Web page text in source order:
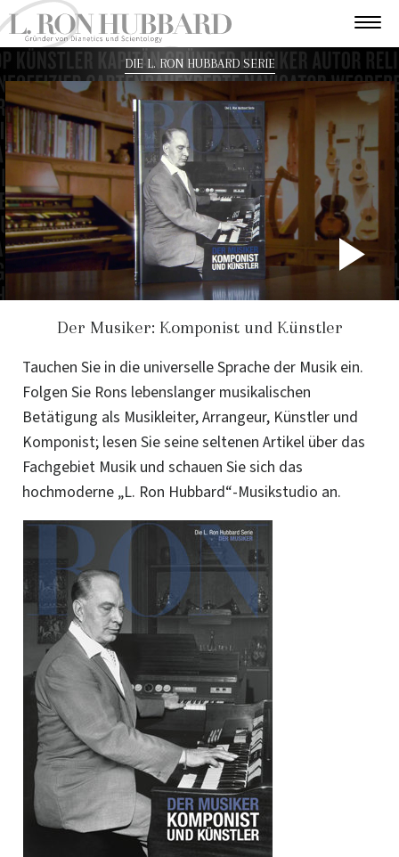
DIE L. RON HUBBARD SERIE
Der Musiker: Komponist und Künstler
Tauchen Sie in die universelle Sprache der Musik ein.
Folgen Sie Rons lebenslanger musikalischen
Betätigung als Musikleiter, Arrangeur, Künstler und
Komponist; lesen Sie seine seltenen Artikel über das
Fachgebiet Musik und schauen Sie sich das
hochmoderne „L. Ron Hubbard“-Musikstudio an.